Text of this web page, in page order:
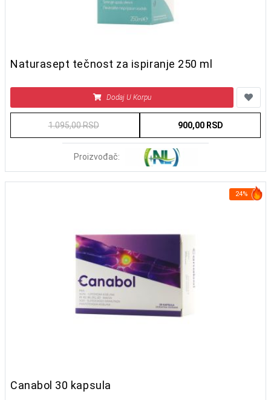
Naturasept tečnost za ispiranje 250 ml
Dodaj U Korpu
1.095,00 RSD 900,00 RSD
Proizvođač:
24%
Canabol 30 kapsula